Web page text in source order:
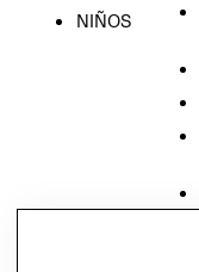
NIÑOS